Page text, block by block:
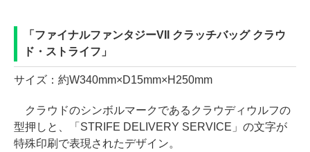
「ファイナルファンタジーVII クラッチバッグ クラウ
ド・ストライフ」
サイズ：約W340mm×D15mm×H250mm
クラウドのシンボルマークであるクラウディウルフの
型押しと、「STRIFE DELIVERY SERVICE」の文字が
特殊印刷で表現されたデザイン。